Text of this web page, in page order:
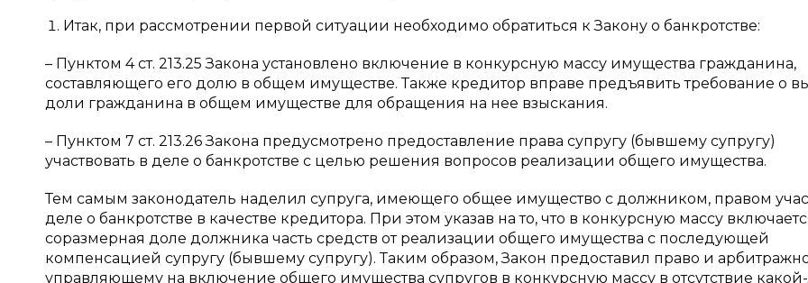
Итак, при рассмотрении первой ситуации необходимо обратиться к Закону о банкротстве:
– Пунктом 4 ст. 213.25 Закона установлено включение в конкурсную массу имущества гражданина,
составляющего его долю в общем имуществе. Также кредитор вправе предъявить требование о
доли гражданина в общем имуществе для обращения на нее взыскания.
– Пунктом 7 ст. 213.26 Закона предусмотрено предоставление права супругу (бывшему супругу)
участвовать в деле о банкротстве с целью решения вопросов реализации общего имущества.
Тем самым законодатель наделил супруга, имеющего общее имущество с должником, правом
деле о банкротстве в качестве кредитора. При этом указав на то, что в конкурсную массу
соразмерная доле должника часть средств от реализации общего имущества с последующей
компенсацией супругу (бывшему супругу). Таким образом, Закон предоставил право и
управляющему на включение общего имущества супругов в конкурсную массу в отсутствие